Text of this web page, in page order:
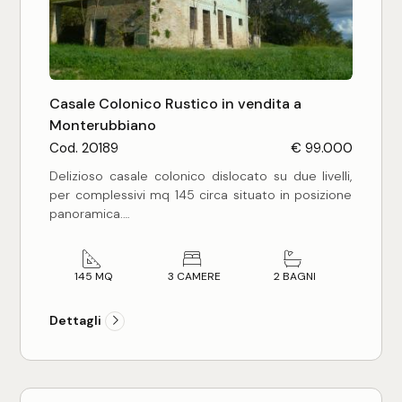
Casale Colonico Rustico in vendita a
Monterubbiano
Cod. 20189 € 99.000
Delizioso casale colonico dislocato su due livelli,
per complessivi mq 145 circa situato in posizione
panoramica.
condizioni generali, ma necessita di una
ristrutturazione globale per essere utilizzato.
bellezza e tipicità le bellissime pavimentazioni in
pianchette di cotto (presenti sia al piano terra
trattamento per essere riportate al normale
145 MQ 3 CAMERE 2 BAGNI
Dettagli
Commerciali
Industriali
Terreni
Prezzo
Totale